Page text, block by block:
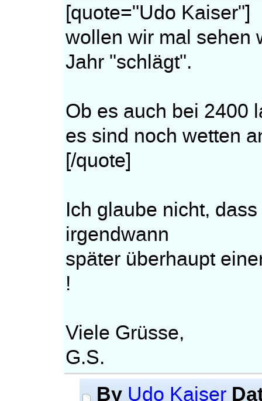
[quote="Udo Kaiser"]
wollen wir mal sehen
Jahr "schlägt".
Ob es auch bei 2400
es sind noch wetten
[/quote]
Ich glaube nicht,
irgendwann
später überhaupt
!
Viele Grüsse,
G.S.
By Udo Kaiser